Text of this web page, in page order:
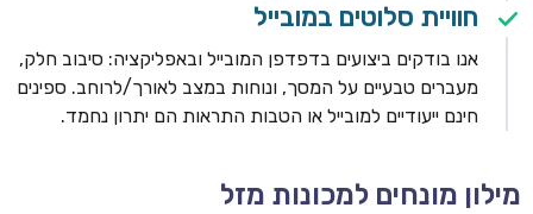
חוויית סלוטים במובייל
אנו בודקים ביצועים בדפדפן המובייל ובאפליקציה: סיבוב חלק,
מעברים טבעיים על המסך, ונוחות במצב לאורך/לרוחב. ספינים
חינם ייעודיים למובייל או הטבות התראות הם יתרון נחמד.
מילון מונחים למכונות מזל